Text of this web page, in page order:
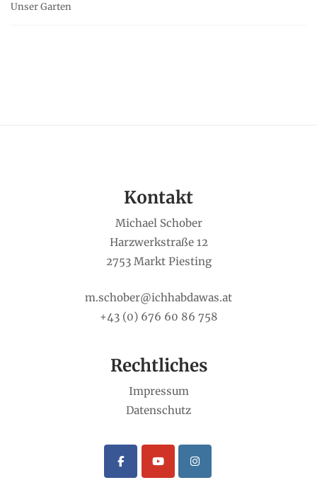
Unser Garten
Kontakt
Michael Schober
Harzwerkstraße 12
2753 Markt Piesting
m.schober@ichhabdawas.at
+43 (0) 676 60 86 758
Rechtliches
Impressum
Datenschutz